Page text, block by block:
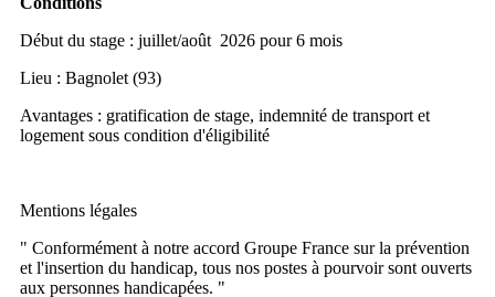
Début du stage : juillet/août 2026 pour 6 mois
Lieu : Bagnolet (93)
Avantages : gratification de stage, indemnité de transport et
logement sous condition d'éligibilité
Mentions légales
" Conformément à notre accord Groupe France sur la prévention
et l'insertion du handicap, tous nos postes à pourvoir sont ouverts
aux personnes handicapées. "